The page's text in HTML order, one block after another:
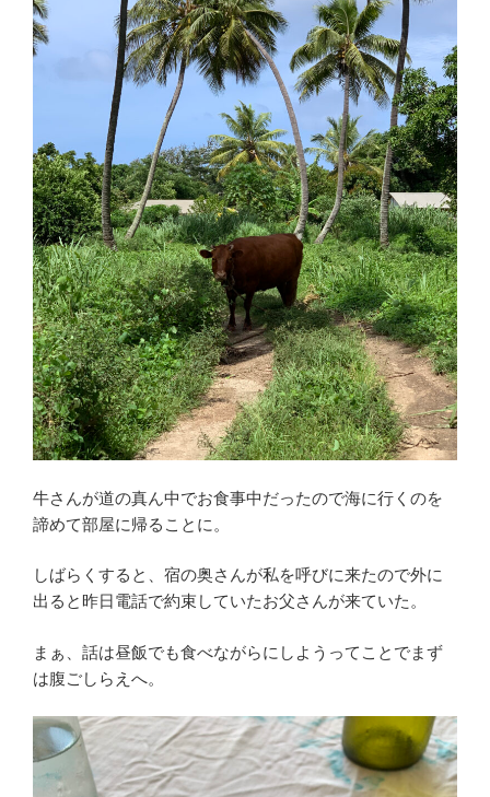
牛さんが道の真ん中でお食事中だったので海に行くのを
諦めて部屋に帰ることに。
しばらくすると、宿の奥さんが私を呼びに来たので外に
出ると昨日電話で約束していたお父さんが来ていた。
まぁ、話は昼飯でも食べながらにしようってことでまず
は腹ごしらえへ。